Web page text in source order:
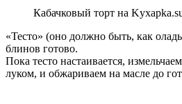
Кабачковый торт на
«Тесто» (оно должно быть, как
блинов готово.
Пока тесто настаивается,
луком, и обжариваем на масле до